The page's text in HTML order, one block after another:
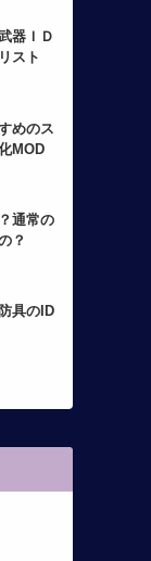
器ＩＤ
スト
めのス
MOD
通常の
？
具のID